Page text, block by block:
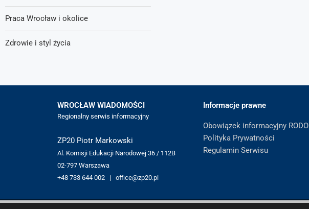
Praca Wrocław i okolice
Zdrowie i styl życia
WROCŁAW WIADOMOŚCI
Regionalny serwis informacyjny
ZP20 Piotr Markowski
Al. Komisji Edukacji Narodowej 36 / 112B
02-797 Warszawa
+48 733 644 002 | office@zp20.pl
Informacje prawne
Obowiązek informacyjny RODO
Polityka Prywatności
Regulamin Serwisu